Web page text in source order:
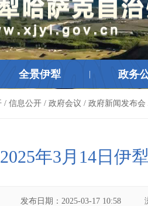
全景伊犁 政务
/ 信息公开 / 政府会议 / 政府新闻发布会
2025年3月14日伊
发布日期： 2025-03-17 10:58